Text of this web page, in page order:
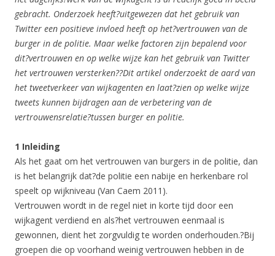
gebracht. Onderzoek heeft?uitgewezen dat het gebruik van
Twitter een positieve invloed heeft op het?vertrouwen van de
burger in de politie. Maar welke factoren zijn bepalend voor
dit?vertrouwen en op welke wijze kan het gebruik van Twitter
het vertrouwen versterken??Dit artikel onderzoekt de aard van
het tweetverkeer van wijkagenten en laat?zien op welke wijze
tweets kunnen bijdragen aan de verbetering van de
vertrouwensrelatie?tussen burger en politie.
1 Inleiding
Als het gaat om het vertrouwen van burgers in de politie, dan
is het belangrijk dat?de politie een nabije en herkenbare rol
speelt op wijkniveau (Van Caem 2011).
Vertrouwen wordt in de regel niet in korte tijd door een
wijkagent verdiend en als?het vertrouwen eenmaal is
gewonnen, dient het zorgvuldig te worden onderhouden.?Bij
groepen die op voorhand weinig vertrouwen hebben in de